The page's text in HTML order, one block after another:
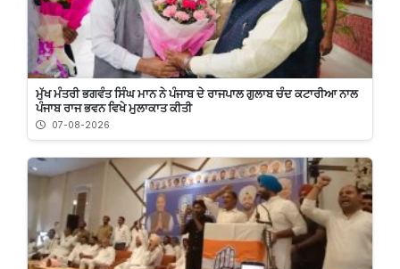
ਮੁੱਖ ਮੰਤਰੀ ਭਗਵੰਤ ਸਿੰਘ ਮਾਨ ਨੇ ਪੰਜਾਬ ਦੇ ਰਾਜਪਾਲ ਗੁਲਾਬ ਚੰਦ ਕਟਾਰੀਆ ਨਾਲ
ਪੰਜਾਬ ਰਾਜ ਭਵਨ ਵਿਖੇ ਮੁਲਾਕਾਤ ਕੀਤੀ
07-08-2026